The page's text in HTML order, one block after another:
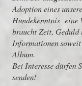
Adoption eines
Hundekenntnis eine
braucht Zeit, Geduld
Informationen
Album.
Bei Interesse dürfen
senden!